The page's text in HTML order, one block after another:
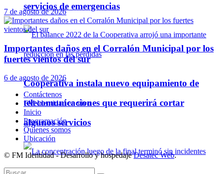
servicios de emergencias
Cooperativa instala nuevo equipamiento de
telecomunicaciones que requerirá cortar
algunos servicios
7 de agosto de 2026
Importantes daños en el Corralón Municipal por los
fuertes vientos del sur
6 de agosto de 2026
Contáctenos
FM Identidad en vivo
Inicio
Programación
Quienes somos
Ubicación
© FM Identidad - Desarrollo y hospedajeDesatec Web.